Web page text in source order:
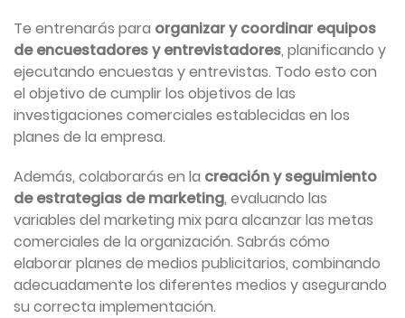
Te entrenarás para organizar y coordinar equipos
de encuestadores y entrevistadores, planificando y
ejecutando encuestas y entrevistas. Todo esto con
el objetivo de cumplir los objetivos de las
investigaciones comerciales establecidas en los
planes de la empresa.
Además, colaborarás en la creación y seguimiento
de estrategias de marketing, evaluando las
variables del marketing mix para alcanzar las metas
comerciales de la organización. Sabrás cómo
elaborar planes de medios publicitarios, combinando
adecuadamente los diferentes medios y asegurando
su correcta implementación.